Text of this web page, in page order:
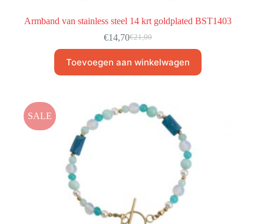
Armband van stainless steel 14 krt goldplated BST1403
€21,00
€14,70
Toevoegen aan winkelwagen
SALE